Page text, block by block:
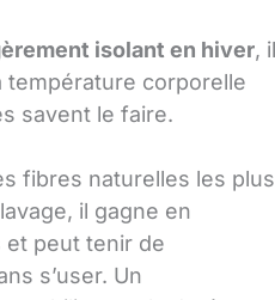
isolant en hiver, il
température corporelle
savent le faire.
fibres naturelles les plus
il gagne en
et peut tenir de
s’user. Un